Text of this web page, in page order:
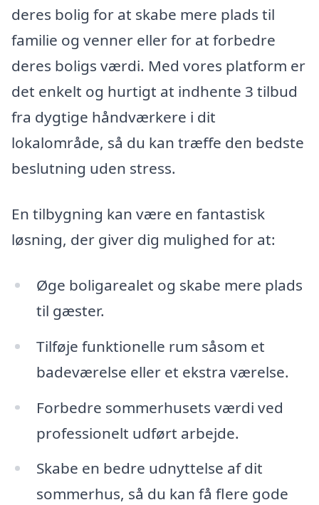
deres bolig for at skabe mere plads til
familie og venner eller for at forbedre
deres boligs værdi. Med vores platform er
det enkelt og hurtigt at indhente 3 tilbud
fra dygtige håndværkere i dit
lokalområde, så du kan træffe den bedste
beslutning uden stress.
En tilbygning kan være en fantastisk
løsning, der giver dig mulighed for at:
Øge boligarealet og skabe mere plads
til gæster.
Tilføje funktionelle rum såsom et
badeværelse eller et ekstra værelse.
Forbedre sommerhusets værdi ved
professionelt udført arbejde.
Skabe en bedre udnyttelse af dit
sommerhus, så du kan få flere gode